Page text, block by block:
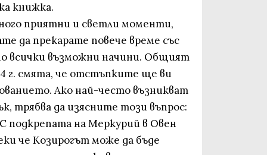
книжка.
приятни и светли моменти,
да прекарате повече време със
всички възможни начини. Общият
г. смята, че отстъпките ще ви
Ако най-често възникват
трябва да изясните този въпрос:
подкрепата на Меркурий в Овен
че Козирогът може да бъде